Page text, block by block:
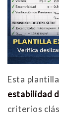
Esta
estabilidad
criterios